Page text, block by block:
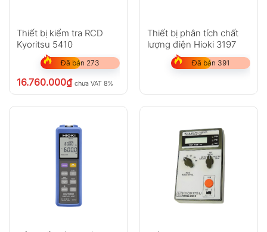
Thiết bị kiểm tra RCD
Kyoritsu 5410
Đã bán 273
16.760.000₫ chưa VAT 8%
Thiết bị phân tích chất
lượng điện Hioki 3197
Đã bán 391